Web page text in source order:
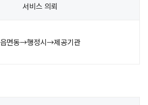
서비스 의뢰
읍면동→행정시→제공기관